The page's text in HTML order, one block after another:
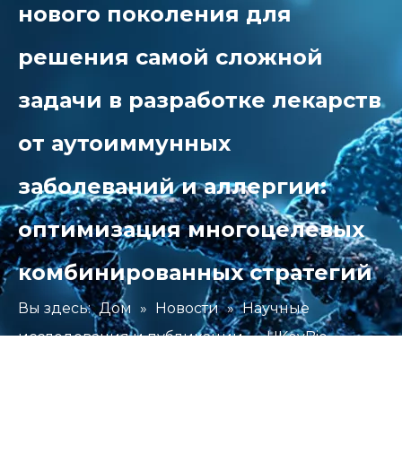
нового поколения для
решения самой сложной
задачи в разработке лекарств
от аутоиммунных
заболеваний и аллергии:
оптимизация многоцелевых
комбинированных стратегий
Вы здесь: Дом » Новости » Научные
исследования и публикации » HKeyBio